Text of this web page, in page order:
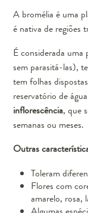
A bromélia é uma
é nativa de regiões
É considerada
sem parasitá-las),
tem folhas
reservatório de
inflorescência, que
semanas ou meses.
Outras
Toleram
Flores com
amarelo, rosa,